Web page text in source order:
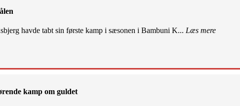
havde tabt sin første kamp i sæsonen i Bambuni K... Læs mere
kamp om guldet